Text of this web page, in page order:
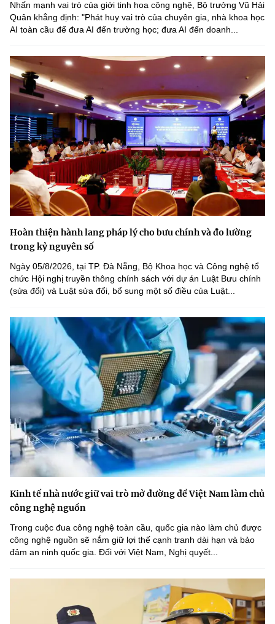
Nhấn mạnh vai trò của giới tinh hoa công nghệ, Bộ trưởng Vũ Hải
Quân khẳng định: "Phát huy vai trò của chuyên gia, nhà khoa học
AI toàn cầu để đưa AI đến trường học; đưa AI đến doanh...
Hoàn thiện hành lang pháp lý cho bưu chính và đo lường
trong kỷ nguyên số
Ngày 05/8/2026, tại TP. Đà Nẵng, Bộ Khoa học và Công nghệ tổ
chức Hội nghị truyền thông chính sách với dự án Luật Bưu chính
(sửa đổi) và Luật sửa đổi, bổ sung một số điều của Luật...
Kinh tế nhà nước giữ vai trò mở đường để Việt Nam làm chủ
công nghệ nguồn
Trong cuộc đua công nghệ toàn cầu, quốc gia nào làm chủ được
công nghệ nguồn sẽ nắm giữ lợi thế cạnh tranh dài hạn và bảo
đảm an ninh quốc gia. Đối với Việt Nam, Nghị quyết...